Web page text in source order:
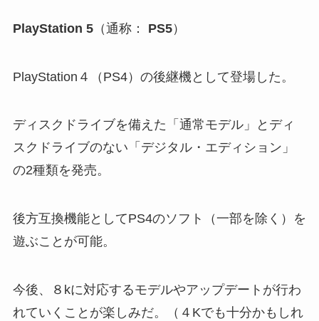
PlayStation 5（通称： PS5）
PlayStation４（PS4）の後継機として登場した。
ディスクドライブを備えた「通常モデル」とディ
スクドライブのない「デジタル・エディション」
の2種類を発売。
後方互換機能としてPS4のソフト（一部を除く）を
遊ぶことが可能。
今後、８kに対応するモデルやアップデートが行わ
れていくことが楽しみだ。（４Kでも十分かもしれ